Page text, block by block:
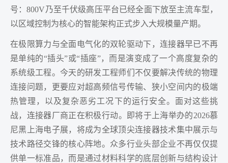
号：800V乃至千伏级高压平台已经全面下放至主流车型，
以区域控制为核心的智能架构正式步入大规模量产期。
在极限算力与全面电气化的双轮驱动下，连接器早已不再
是单纯的“插头”或“插座”，而是演变成了一个高度复杂的
系统级工程。今天的研发工程师们不仅要解决传统的物理
连接问题，更要应对超高频信号传输、狭小空间内的极端
热管理，以及复杂恶劣工况下的运行安全。面对这些挑
战，连接器厂商正在积极行动。即将于上海举办的2026慕
尼黑上海电子展，将成为全球顶尖连接器技术集中展示与
技术路径交锋的核心阵地。众多行业头部企业不再仅仅提
供单一标准品，而是通过材料科学的底层创新与结构设计